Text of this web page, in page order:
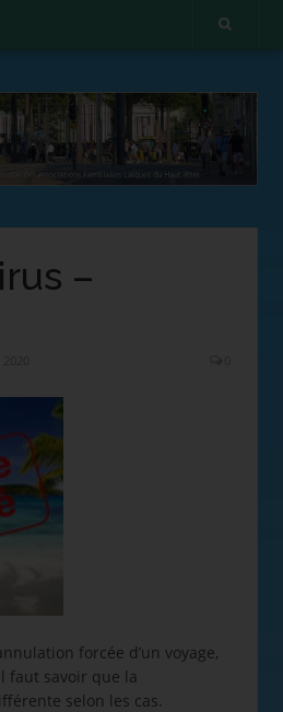
–
forcée d’un voyage,
faut savoir que la
selon les cas.